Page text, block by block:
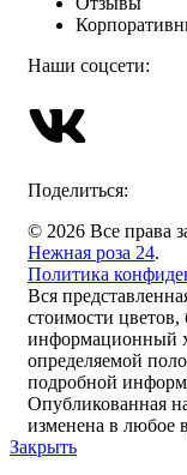
Наши соцсети:
Поделиться:
© 2026 Все права
Нежная роза 24.
Политика
Вся
стоимости
информационный
определяемой
подробной
Опубликованная
изменена в любое
Закрыть